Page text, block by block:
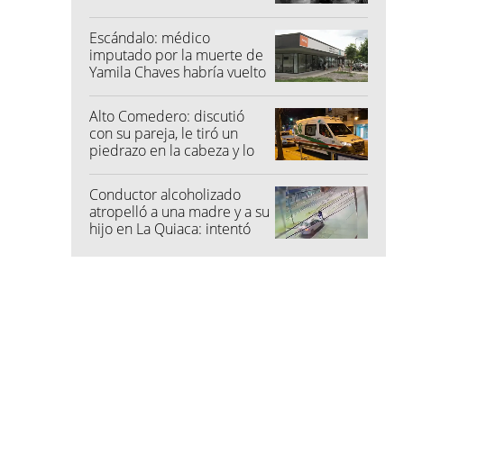
Escándalo: médico
imputado por la muerte de
Yamila Chaves habría vuelto
Alto Comedero: discutió
con su pareja, le tiró un
piedrazo en la cabeza y lo
Conductor alcoholizado
atropelló a una madre y a su
hijo en La Quiaca: intentó